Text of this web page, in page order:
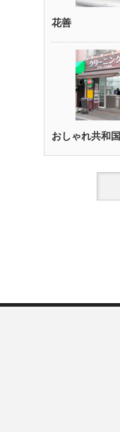
花善
おしゃれ共和国